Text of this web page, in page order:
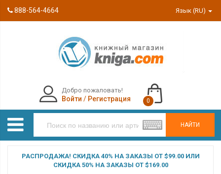
888-564-4664 Язык (RU)
НАЙТИ
Добро пожаловать!
Войти / Регистрация 0
РАСПРОДАЖА! СКИДКА 40% НА ЗАКАЗЫ ОТ $99.00 ИЛИ
СКИДКА 50% НА ЗАКАЗЫ ОТ $169.00